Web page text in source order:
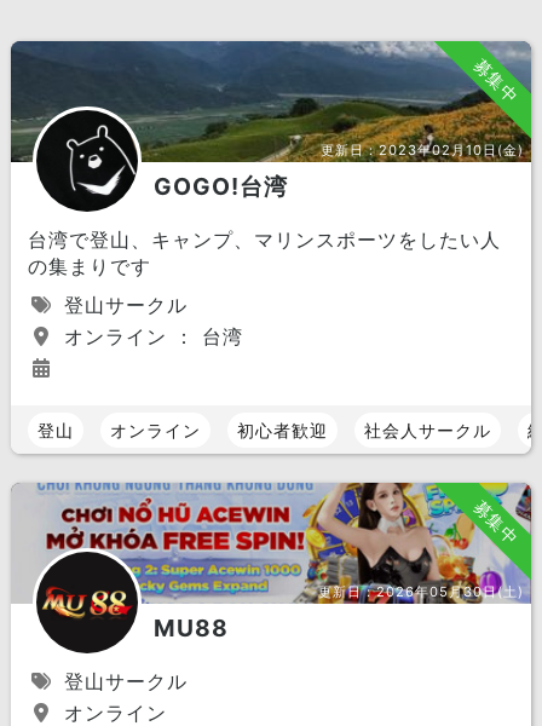
募集中
更新日：2023年02月10日(金)
GOGO!台湾
台湾で登山、キャンプ、マリンスポーツをしたい人
の集まりです
登山サークル
オンライン ： 台湾
登山 オンライン 初心者歓迎 社会人サークル
募集中
更新日：2026年05月30日(土)
MU88
登山サークル
オンライン